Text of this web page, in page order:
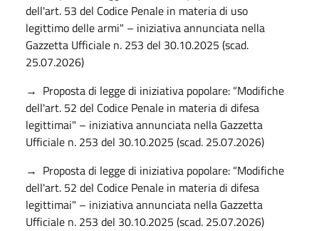
dell'art. 53 del Codice Penale in materia di uso
legittimo delle armi" – iniziativa annunciata nella
Gazzetta Ufficiale n. 253 del 30.10.2025 (scad.
25.07.2026)
→ Proposta di legge di iniziativa popolare: “Modifiche
dell'art. 52 del Codice Penale in materia di difesa
legittimai" – iniziativa annunciata nella Gazzetta
Ufficiale n. 253 del 30.10.2025 (scad. 25.07.2026)
→ Proposta di legge di iniziativa popolare: “Modifiche
dell'art. 52 del Codice Penale in materia di difesa
legittimai" – iniziativa annunciata nella Gazzetta
Ufficiale n. 253 del 30.10.2025 (scad. 25.07.2026)